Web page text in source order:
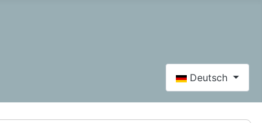
Sprache
Deutsch